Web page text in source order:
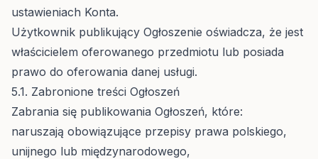
ustawieniach Konta.
Użytkownik publikujący Ogłoszenie oświadcza, że jest
właścicielem oferowanego przedmiotu lub posiada
prawo do oferowania danej usługi.
5.1. Zabronione treści Ogłoszeń
Zabrania się publikowania Ogłoszeń, które:
naruszają obowiązujące przepisy prawa polskiego,
unijnego lub międzynarodowego,